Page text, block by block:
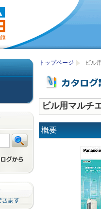
トップページ ビル
ビル用マルチ
概要